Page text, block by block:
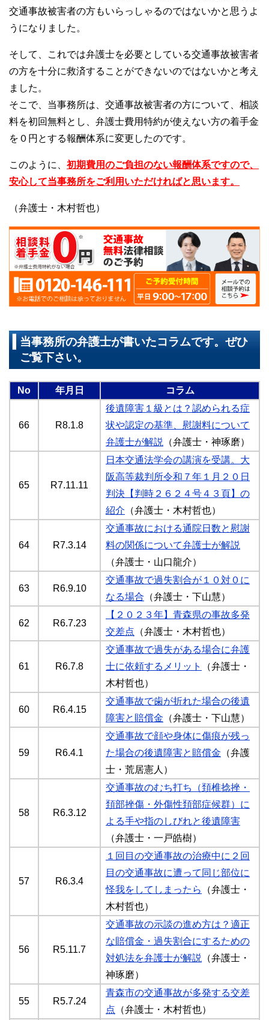
交通事故被害者の方もいらっしゃるのではないかと思うよ
うになりました。
そして、これでは弁護士を必要としている交通事故被害者
の方を十分に救済することができないのではないかと考え
ました。
そこで、当事務所は、交通事故被害者の方について、相談
料を初回無料とし、弁護士費用特約が使えない方の着手金
を０円とする報酬体系に変更したのです。
このように、 初期費用のご負担のない報酬体系ですので、
安心して当事務所をご利用いただければと思います。
（弁護士・木村哲也）
当事務所の弁護士が書いたコラムです。ぜひ
ご覧下さい。
No 年月日 コラム
66 R8.1.8
後遺障害１級とは？認められる症
状や認定の基準、慰謝料について
弁護士が解説 （弁護士・神琢磨）
65 R7.11.11
日本交通法学会の講演を受講。大
阪高等裁判所令和７年１月２０日
判決【判時２６２４号４３頁】の
紹介 （弁護士・木村哲也）
64 R7.3.14
交通事故における通院日数と慰謝
料の関係について弁護士が解説
（弁護士・山口龍介）
63 R6.9.10
交通事故で過失割合が１０対０に
なる場合 （弁護士・下山慧）
62 R6.7.23
【２０２３年】青森県の事故多発
交差点 （弁護士・木村哲也）
61 R6.7.8
交通事故で過失がある場合に弁護
士に依頼するメリット
（弁護士・
木村哲也）
60 R6.4.15
交通事故で歯が折れた場合の後遺
障害と賠償金 （弁護士・下山慧）
59 R6.4.1
交通事故で顔や身体に傷痕が残っ
た場合の後遺障害と賠償金 （弁護
士・荒居憲人）
58 R6.3.12
交通事故のむち打ち（頚椎捻挫・
頚部挫傷・外傷性頚部症候群）に
よる手や指のしびれと後遺障害
（弁護士・一戸皓樹）
57 R6.3.4
１回目の交通事故の治療中に２回
目の交通事故に遭って同じ部位に
怪我をしてしまったら
（弁護士・
木村哲也）
56 R5.11.7
交通事故の示談の進め方は？適正
な賠償金・過失割合にするための
対処法を弁護士が解説 （弁護士・
神琢磨）
55 R5.7.24
青森市の交通事故が多発する交差
点 （弁護士・木村哲也）